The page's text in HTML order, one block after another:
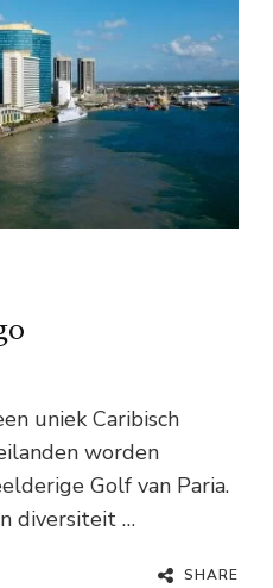
uniek Caribisch
worden
Golf van Paria.
diversiteit …
SHARE